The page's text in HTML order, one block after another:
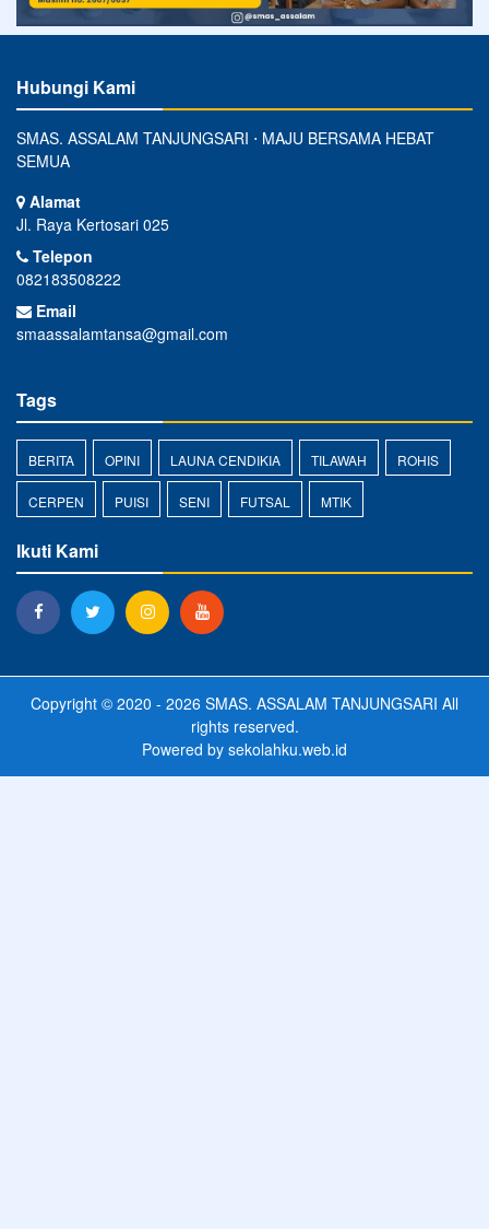
Hubungi Kami
SMAS. ASSALAM TANJUNGSARI ⋅ MAJU BERSAMA HEBAT
SEMUA
Alamat
Jl. Raya Kertosari 025
Telepon
082183508222
Email
smaassalamtansa@gmail.com
Tags
BERITA OPINI LAUNA CENDIKIA TILAWAH ROHIS
CERPEN PUISI SENI FUTSAL MTIK
Ikuti Kami
Copyright © 2020 - 2026 SMAS. ASSALAM TANJUNGSARI All
rights reserved.
Powered by sekolahku.web.id